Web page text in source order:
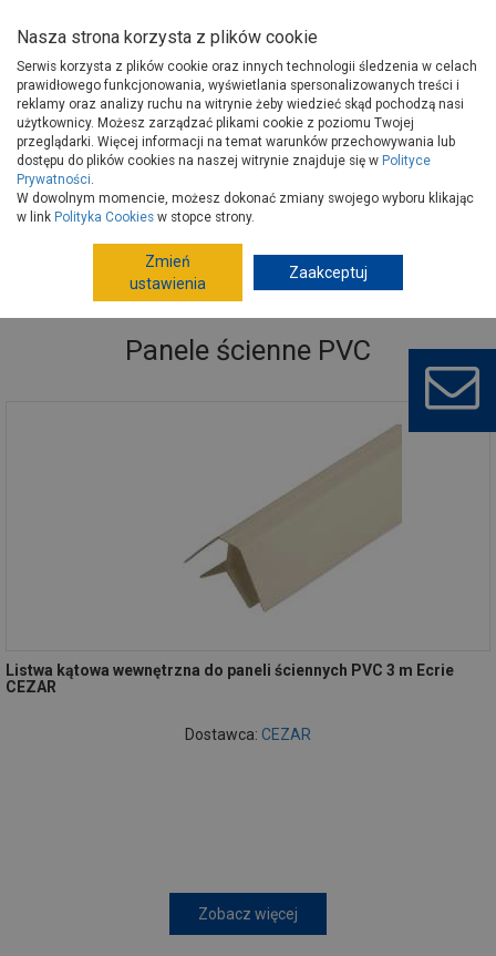
Strona główna Wykończenie
Wykończenia ścian
Panele ścienne wewnętrzne
Panele ścienne PVC
Panele ścienne PVC
Listwa kątowa wewnętrzna do paneli ściennych PVC 3 m Ecrie
CEZAR
Dostawca: CEZAR
Zobacz więcej
Nasza strona korzysta z plików cookie
Serwis korzysta z plików cookie oraz innych technologii śledzenia w celach
prawidłowego funkcjonowania, wyświetlania spersonalizowanych treści i
reklamy oraz analizy ruchu na witrynie żeby wiedzieć skąd pochodzą nasi
użytkownicy. Możesz zarządzać plikami cookie z poziomu Twojej
przeglądarki. Więcej informacji na temat warunków przechowywania lub
dostępu do plików cookies na naszej witrynie znajduje się w Polityce
Prywatności.
W dowolnym momencie, możesz dokonać zmiany swojego wyboru klikając
w link Polityka Cookies w stopce strony.
Zmień
ustawienia
Zaakceptuj